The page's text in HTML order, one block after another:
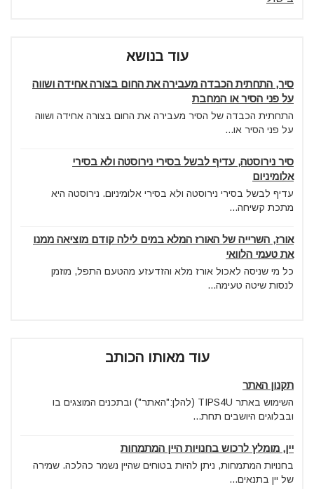
עוד בנושא
סיר, התחתית הכבדה מעבירה את החום בצורה אחידה ושווה
על פני הסיר או המחבת
התחתית הכבדה של הסיר מעבירה את החום בצורה אחידה ושווה
על פני הסיר או...
סיר נירוסטה, עדיף לבשל בסירי נירוסטה ולא בסירי
אלומיניום
עדיף לבשל בסירי נירוסטה ולא בסירי אלומיניום. נירוסטה היא
מתכת קשיחה...
אורז, השרייה של האורז המלא במים לילה קודם מוציאה ממנו
את טעמי הלוואי
כל מי שניסה לאכול אורז מלא והזדעזע מהטעם התפל, מוזמן
לנסות שיטה טעימה...
עוד מאותו הכותב
תקנון האתר
השימוש באתר TIPS4U (להלן:"האתר") ובתכנים המוצגים בו
ובבלוגים היושבים תחת...
יין, מומלץ לרכוש בחנויות היין המתמחות
בחנויות המתמחות, ניתן להיות בטוחים שהיין נשמר כהלכה. שמירה
של יין בתנאים...